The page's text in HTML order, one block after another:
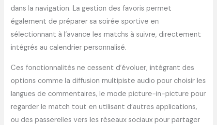
dans la navigation. La gestion des favoris permet
également de préparer sa soirée sportive en
sélectionnant à l’avance les matchs à suivre, directement
intégrés au calendrier personnalisé.
Ces fonctionnalités ne cessent d’évoluer, intégrant des
options comme la diffusion multipiste audio pour choisir les
langues de commentaires, le mode picture-in-picture pour
regarder le match tout en utilisant d’autres applications,
ou des passerelles vers les réseaux sociaux pour partager